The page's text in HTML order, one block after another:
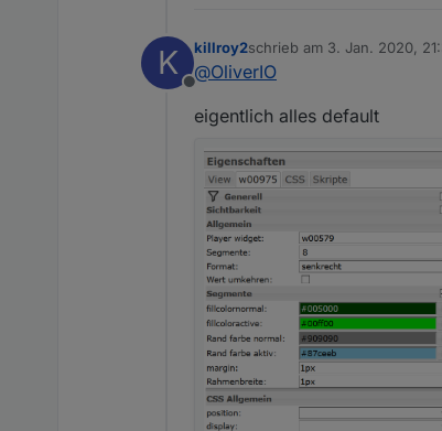
K
Offline
killroy2schrieb am 3. Jan. 2020,
zuletzt editiert von
@OliverIO
eigentlich alles default